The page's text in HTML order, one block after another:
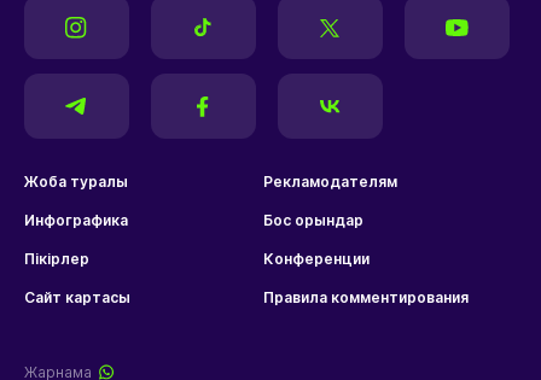
Жоба туралы Рекламодателям
Инфографика Бос орындар
Пікірлер Конференции
Сайт картасы Правила комментирования
Жарнама